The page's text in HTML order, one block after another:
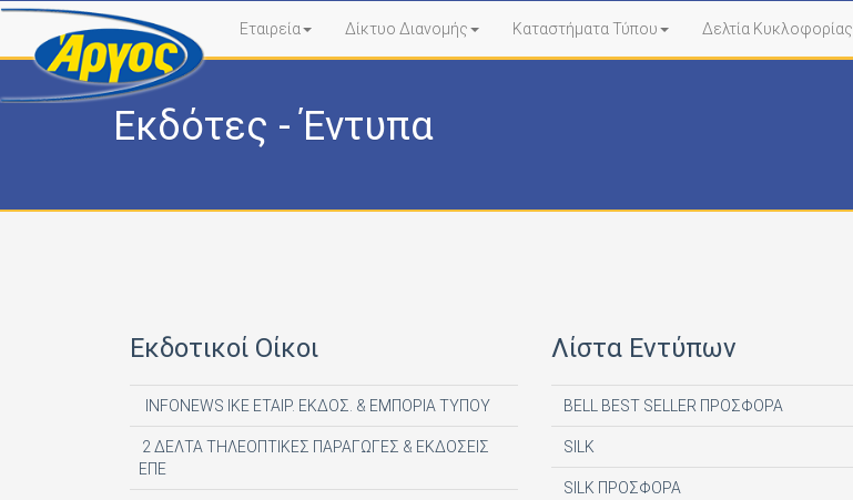
Εταιρεία Δίκτυο Διανομής Καταστήματα Τύπου Δελτία Κυκλοφορίας
Εκδότες - Έντυπα
Εκδοτικοί Οίκοι
INFONEWS ΙΚΕ ΕΤΑΙΡ. ΕΚΔΟΣ. & ΕΜΠΟΡΙΑ ΤΥΠΟΥ
2 ΔΕΛΤΑ ΤΗΛΕΟΠΤΙΚΕΣ ΠΑΡΑΓΩΓΕΣ & ΕΚΔΟΣΕΙΣ
ΕΠΕ
Λίστα Εντύπων
BELL BEST SELLER ΠΡΟΣΦΟΡΑ
SILK
SILK ΠΡΟΣΦΟΡΑ